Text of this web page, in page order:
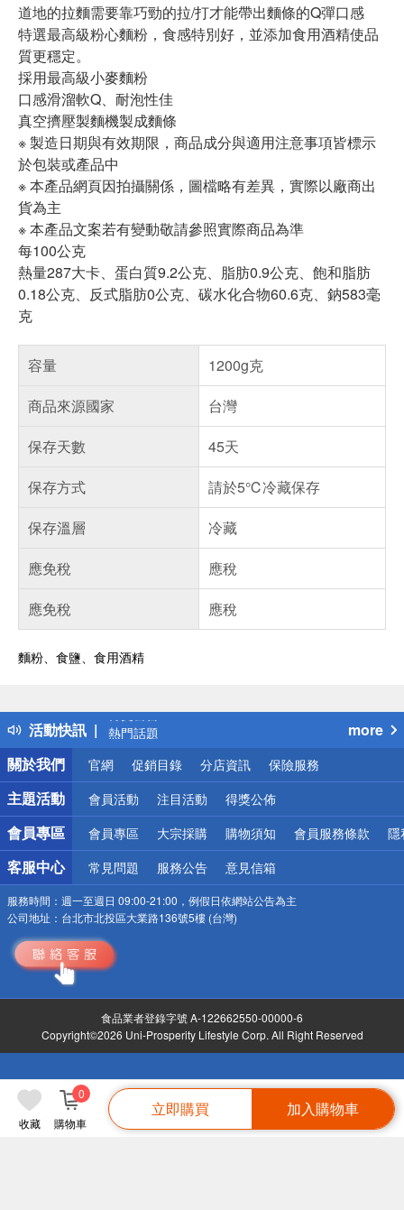
收藏 購物車
0
立即購買 加入購物車
道地的拉麵需要靠巧勁的拉/打才能帶出麵條的Q彈口感
特選最高級粉心麵粉，食感特別好，並添加食用酒精使品
質更穩定。
採用最高級小麥麵粉
口感滑溜軟Q、耐泡性佳
真空擠壓製麵機製成麵條
※ 製造日期與有效期限，商品成分與適用注意事項皆標示
於包裝或產品中
※ 本產品網頁因拍攝關係，圖檔略有差異，實際以廠商出
貨為主
※ 本產品文案若有變動敬請參照實際商品為準
每100公克
熱量287大卡、蛋白質9.2公克、脂肪0.9公克、飽和脂肪
0.18公克、反式脂肪0公克、碳水化合物60.6克、鈉583毫
克
容量
1200g克
商品來源國家
台灣
保存天數
45天
保存方式
請於5℃冷藏保存
保存溫層
冷藏
應免稅
應稅
應免稅
應稅
麵粉、食鹽、食用酒精
活動快訊
得獎公告
熱門話題
銀行優惠
偏遠地區配送
詐騙網頁！請小心！
more
關於我們
官網 促銷目錄 分店資訊 保險服務
主題活動 會員活動 注目活動 得獎公佈
會員專區 會員專區 大宗採購 購物須知 會員服務條款 隱
客服中心 常見問題 服務公告 意見信箱
服務時間： 週一至週日 09:00-21:00，例假日依網站公告為主
公司地址： 台北市北投區大業路136號5樓 (台灣)
食品業者登錄字號 A-122662550-00000-6
Copyright©2026 Uni-Prosperity Lifestyle Corp. All Right Reserved